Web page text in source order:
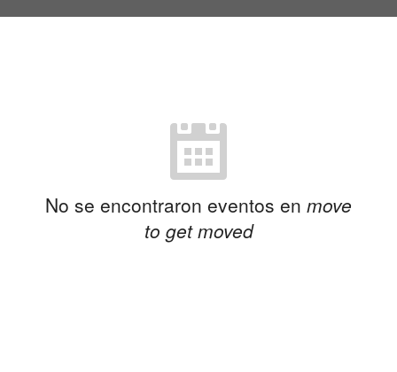
No se encontraron eventos en move
to get moved